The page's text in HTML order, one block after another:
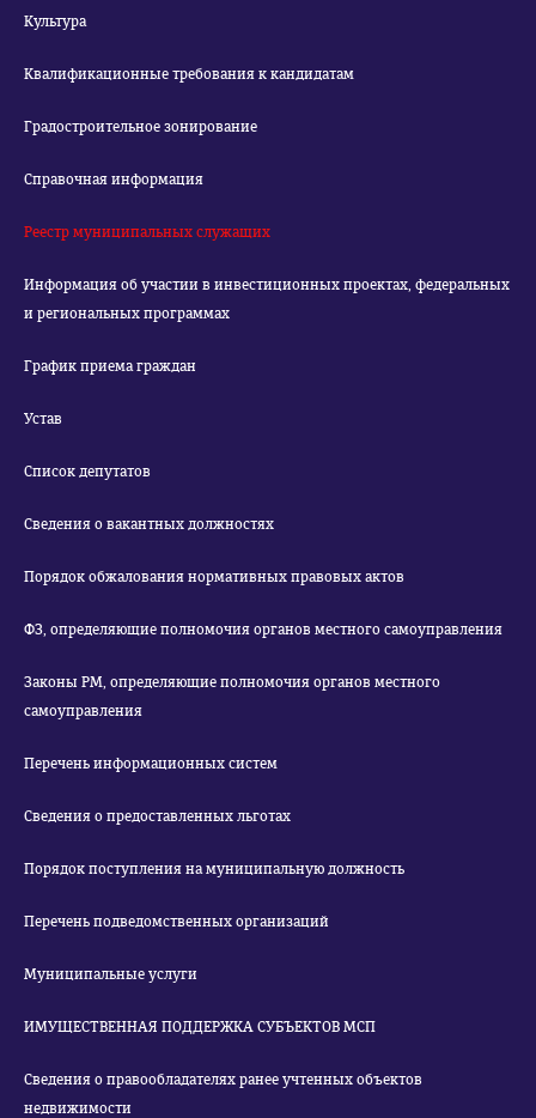
Культура
Квалификационные требования к кандидатам
Градостроительное зонирование
Справочная информация
Реестр муниципальных служащих
Информация об участии в инвестиционных проектах, федеральных
и региональных программах
График приема граждан
Устав
Список депутатов
Сведения о вакантных должностях
Порядок обжалования нормативных правовых актов
ФЗ, определяющие полномочия органов местного самоуправления
Законы РМ, определяющие полномочия органов местного
самоуправления
Перечень информационных систем
Сведения о предоставленных льготах
Порядок поступления на муниципальную должность
Перечень подведомственных организаций
Муниципальные услуги
ИМУЩЕСТВЕННАЯ ПОДДЕРЖКА СУБЪЕКТОВ МСП
Сведения о правообладателях ранее учтенных объектов
недвижимости